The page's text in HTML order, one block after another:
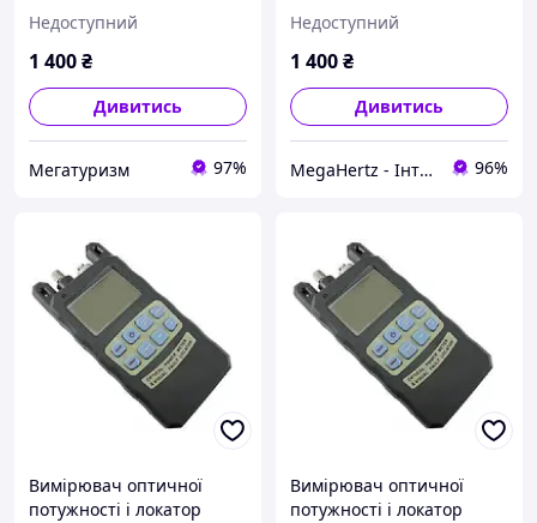
Недоступний
1 400₴
Дивитись
Мегатуризм 97%
Недоступний
1 400₴
Дивитись
MegaHertz - Інтернет магазин електроніки 96%
Вимірювач оптичної
потужності і локатор
Вимірювач оптичної
потужності і локатор